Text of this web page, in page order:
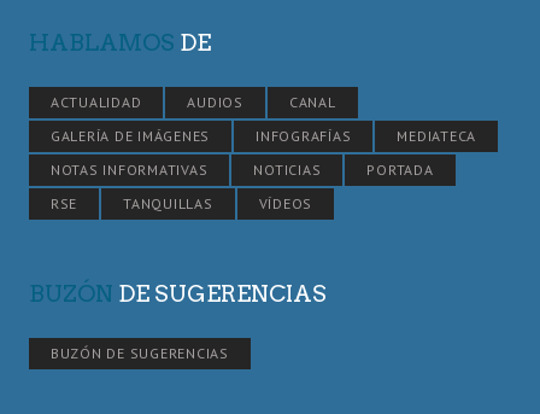
HABLAMOS DE
ACTUALIDAD AUDIOS
CANAL
GALERÍA DE IMÁGENES
INFOGRAFÍAS
MEDIATECA
NOTAS INFORMATIVAS
NOTICIAS
PORTADA
RSE
TANQUILLAS VÍDEOS
BUZÓN DE SUGERENCIAS
BUZÓN DE SUGERENCIAS